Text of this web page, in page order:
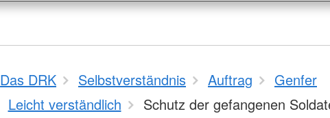
Das DRK Selbstverständnis Auftrag
Genfer
Leicht verständlich Schutz der gefangenen